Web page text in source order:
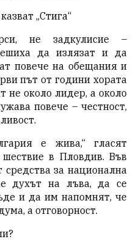
„Стига“
не задкулисие –
да излязат и да
повече на обещания и
път от години хората
не около лидер, а около
повече – честност,
е жива,“ гласят
в Пловдив. Във
средства за национална
духът на лъва, да се
и да им напомнят, че
а отговорност.